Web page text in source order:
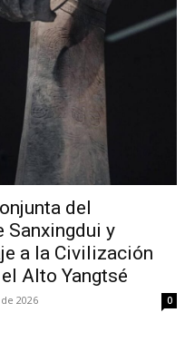
del
Sanxingdui y
a la Civilización
Alto Yangtsé
2026 0